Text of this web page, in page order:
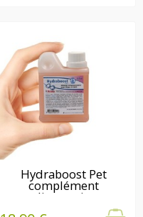
EN STOCK
Hydraboost Pet
complément
alimentaire